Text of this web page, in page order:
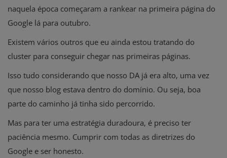
naquela época começaram a rankear na primeira página do
Google lá para outubro.
Existem vários outros que eu ainda estou tratando do
cluster para conseguir chegar nas primeiras páginas.
Isso tudo considerando que nosso DA já era alto, uma vez
que nosso blog estava dentro do domínio. Ou seja, boa
parte do caminho já tinha sido percorrido.
Mas para ter uma estratégia duradoura, é preciso ter
paciência mesmo. Cumprir com todas as diretrizes do
Google e ser honesto.